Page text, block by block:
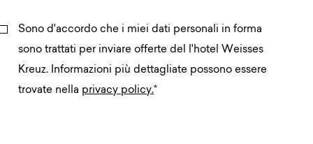
Sono d'accordo che i miei dati personali in forma
sono trattati per inviare offerte del l'hotel Weisses
Kreuz. Informazioni più dettagliate possono essere
trovate nella privacy policy.*